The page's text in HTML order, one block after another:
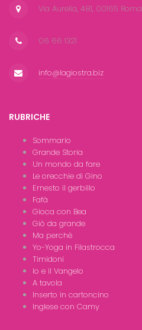
Via Aurelia, 481, 00165 Roma
06 66 1321
info@lagiostra.biz
RUBRICHE
Sommario
Grande Storia
Un mondo da fare
Le orecchie di Gino
Ernesto il gerbillo
Fafà
Gioca con Bea
Giò da grande
Ma perchè
Yo-Yoga in Filastrocca
Timidoni
Io e il Vangelo
A tavola
Inserto in cartoncino
Inglese con Camy